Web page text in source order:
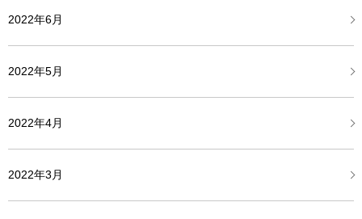
2022年6月
2022年5月
2022年4月
2022年3月